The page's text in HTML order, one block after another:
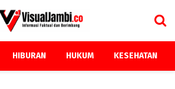
HIBURAN HUKUM KESEHATAN